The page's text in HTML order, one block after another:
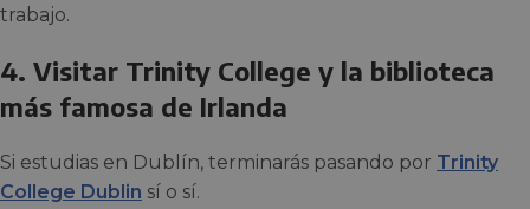
trabajo.
4. Visitar Trinity College y la biblioteca
más famosa de Irlanda
Si estudias en Dublín, terminarás pasando por Trinity
College Dublin sí o sí.